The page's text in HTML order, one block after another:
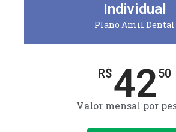
Individual
Plano Amil Dental
R$4250
Valor mensal por